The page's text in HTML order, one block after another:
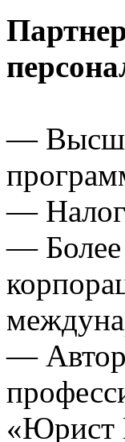
—
—
— Более
— Автор
«Юрист